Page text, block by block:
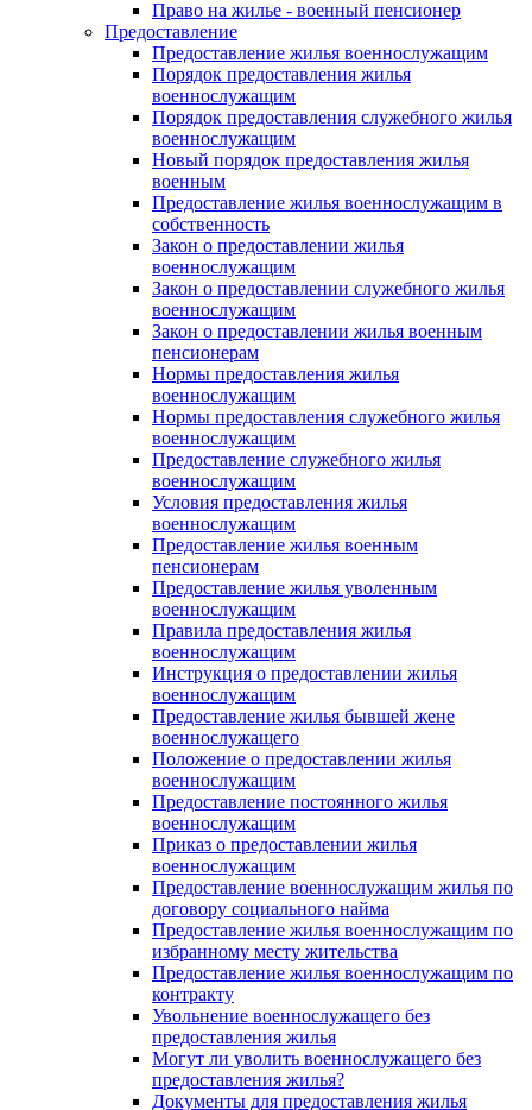
Право на жилье - военный пенсионер
Предоставление
Предоставление жилья военнослужащим
Порядок предоставления жилья
военнослужащим
Порядок предоставления служебного жилья
военнослужащим
Новый порядок предоставления жилья
военным
Предоставление жилья военнослужащим в
собственность
Закон о предоставлении жилья
военнослужащим
Закон о предоставлении служебного жилья
военнослужащим
Закон о предоставлении жилья военным
пенсионерам
Нормы предоставления жилья
военнослужащим
Нормы предоставления служебного жилья
военнослужащим
Предоставление служебного жилья
военнослужащим
Условия предоставления жилья
военнослужащим
Предоставление жилья военным
пенсионерам
Предоставление жилья уволенным
военнослужащим
Правила предоставления жилья
военнослужащим
Инструкция о предоставлении жилья
военнослужащим
Предоставление жилья бывшей жене
военнослужащего
Положение о предоставлении жилья
военнослужащим
Предоставление постоянного жилья
военнослужащим
Приказ о предоставлении жилья
военнослужащим
Предоставление военнослужащим жилья по
договору социального найма
Предоставление жилья военнослужащим по
избранному месту жительства
Предоставление жилья военнослужащим по
контракту
Увольнение военнослужащего без
предоставления жилья
Могут ли уволить военнослужащего без
предоставления жилья?
Документы для предоставления жилья